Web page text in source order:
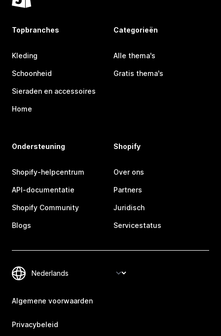
Topbranches
Kleding
Schoonheid
Sieraden en accessoires
Home
Categorieën
Alle thema's
Gratis thema's
Ondersteuning
Shopify-helpcentrum
API-documentatie
Shopify Community
Blogs
Shopify
Over ons
Partners
Juridisch
Servicestatus
Algemene voorwaarden
Privacybeleid